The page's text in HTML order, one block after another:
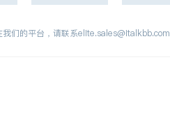
们的平台，请联系elite.sales@italkbb.com